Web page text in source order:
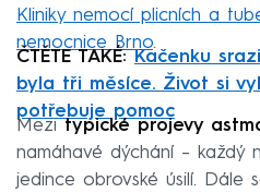
Kliniky nemocí plicních a
nemocnice Brno.
ČTĚTE TAKÉ: Kačenku
byla tři měsíce. Život si
potřebuje pomoc
Mezi typické projevy
namáhavé dýchání – každý
jedince obrovské úsilí. Dále